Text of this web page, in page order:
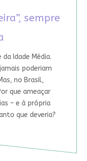
sempre
Idade Média.
poderiam
no Brasil,
que ameaçar
– e à própria
que deveria?